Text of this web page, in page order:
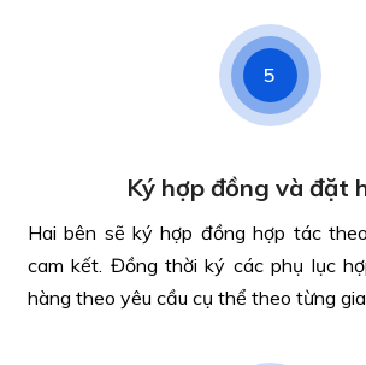
5
Ký hợp đồng và đặt
Hai bên sẽ ký hợp đồng hợp tác
cam kết. Đồng thời ký các phụ lục
hàng theo yêu cầu cụ thể theo từng